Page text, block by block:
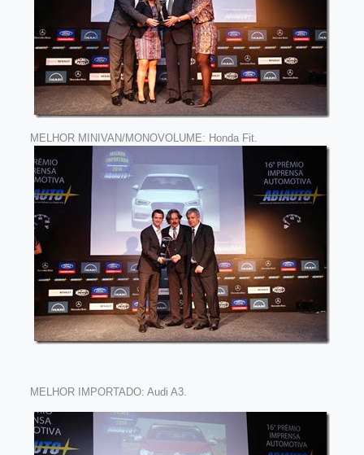
MELHOR MINIVAN/MONOVOLUME: Honda Fit.
MELHOR IMPORTADO: Audi A3.